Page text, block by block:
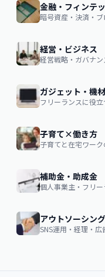
金融・フィンテ
暗号資産・決済・
経営・ビジネス
経営戦略・ガバナ
ガジェット・機材
フリーランスに役
子育て×働き方
子育てと在宅ワー
補助金・助成金
アウトソーシン